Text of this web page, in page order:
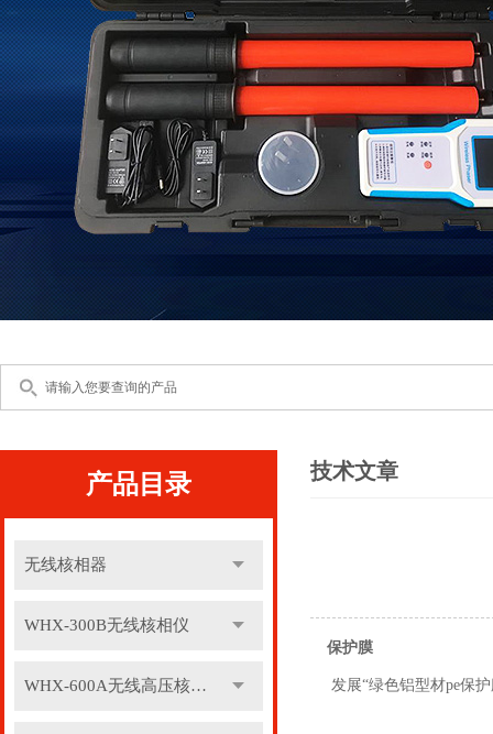
产品目录
无线核相器
WHX-300B无线核相仪
WHX-600A无线高压核相仪
技术文章
保护膜
发展“绿色铝型材pe保